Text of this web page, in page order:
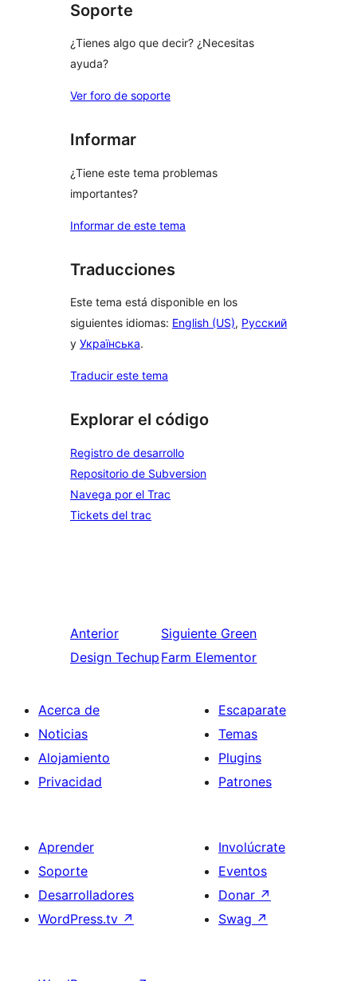
Soporte
¿Tienes algo que decir? ¿Necesitas
ayuda?
Ver foro de soporte
Informar
¿Tiene este tema problemas
importantes?
Informar de este tema
Traducciones
Este tema está disponible en los
siguientes idiomas: English (US), Русский
y Українська.
Traducir este tema
Explorar el código
Registro de desarrollo
Repositorio de Subversion
Navega por el Trac
Tickets del trac
Anterior
Design Techup
Siguiente Green
Farm Elementor
Acerca de
Noticias
Alojamiento
Privacidad
Escaparate
Temas
Plugins
Patrones
Aprender
Soporte
Desarrolladores
WordPress.tv ↗
Involúcrate
Eventos
Donar ↗
Swag ↗